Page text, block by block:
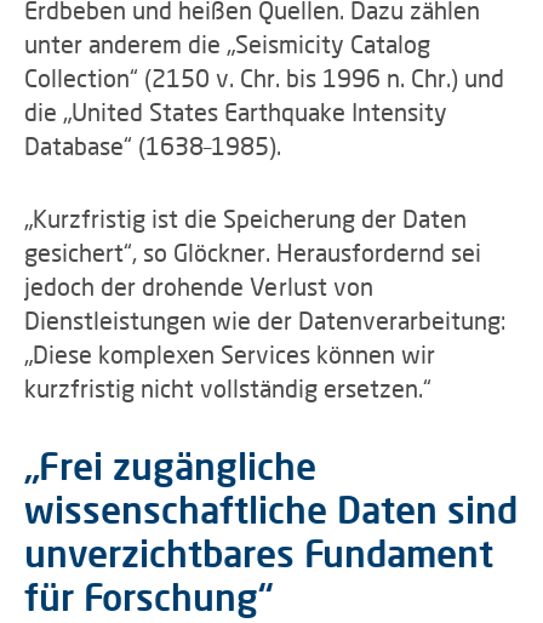
Erdbeben und heißen Quellen. Dazu zählen
unter anderem die „Seismicity Catalog
Collection“ (2150 v. Chr. bis 1996 n. Chr.) und
die „United States Earthquake Intensity
Database“ (1638–1985).
„Kurzfristig ist die Speicherung der Daten
gesichert“, so Glöckner. Herausfordernd sei
jedoch der drohende Verlust von
Dienstleistungen wie der Datenverarbeitung:
„Diese komplexen Services können wir
kurzfristig nicht vollständig ersetzen.“
„Frei zugängliche
wissenschaftliche Daten sind
unverzichtbares Fundament
für Forschung“